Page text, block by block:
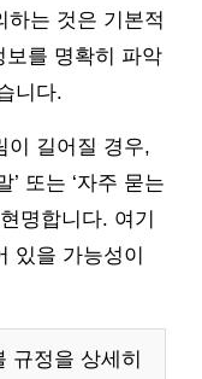
하는 것은 기본적
보를 명확히 파악
니다.
이 길어질 경우,
’ 또는 ‘자주 묻는
명합니다. 여기
있을 가능성이
규정을 상세히